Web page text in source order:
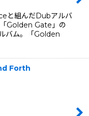
と組んだDubアルバ
Golden Gate」の
バム。「Golden
Forth